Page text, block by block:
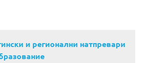
и регионални натпревари